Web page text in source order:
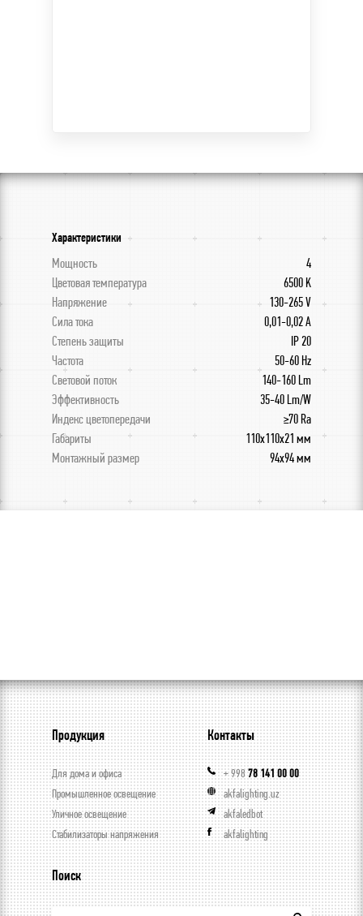
Характеристики
Мощность
4
Цветовая температура
6500 K
Напряжение
130-265 V
Сила тока
0,01-0,02 A
Степень защиты
IP 20
Частота
50-60 Hz
Световой поток
140-160 Lm
Эффективность
35-40 Lm/W
Индекс цветопередачи
≥70 Ra
Габариты
110x110x21 мм
Монтажный размер
94х94 мм
Продукция
Для дома и офиса
Промышленное освещение
Уличное освещение
Стабилизаторы напряжения
Контакты
+ 99878 141 00 00
akfalighting.uz
akfaledbot
akfalighting
Поиск